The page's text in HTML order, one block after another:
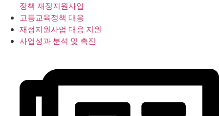
정책 재정지원사업
고등교육정책 대응
재정지원사업 대응 지원
사업성과 분석 및 촉진